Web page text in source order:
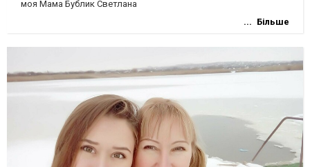
моя Мама Бублик Светлана
Більше